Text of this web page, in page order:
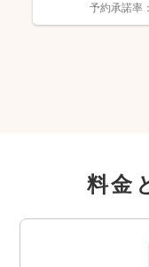
予約承諾率：
料金